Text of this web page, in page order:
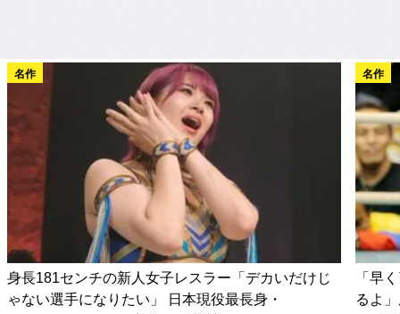
名作
身長181センチの新人女子レスラー「デカいだけじ
ゃない選手になりたい」 日本現役最長身・
名作
「早
るよ